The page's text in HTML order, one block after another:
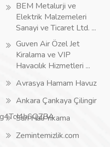
BEM Metalurji ve
Elektrik Malzemeleri
Sanayi ve Ticaret Ltd. ...
Guven Air Özel Jet
Kiralama ve VIP
Havacılık Hizmetleri ...
Avrasya Hamam Havuz
Ankara Çankaya Çilingir
Sarı Halı Yıkama
Zemintemizlik.com